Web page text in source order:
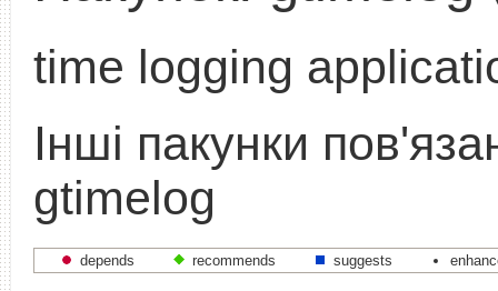
time logging
Інші пакунки
gtimelog
depends recommends suggests